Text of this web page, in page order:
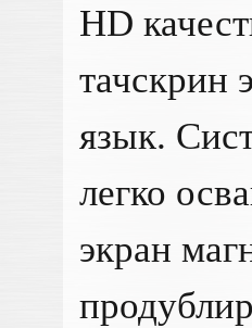
HD
тачскрин
язык.
легко
экран